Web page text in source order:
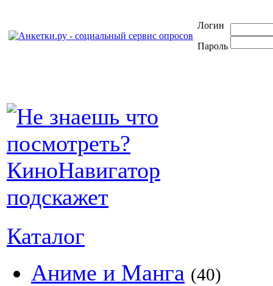
Логин
Пароль
Каталог
Аниме и Манга (40)